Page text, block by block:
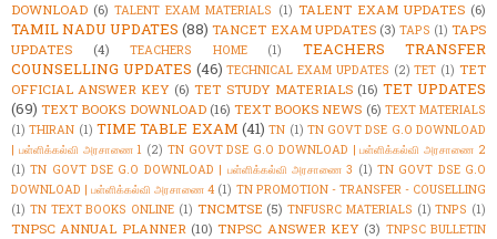
DOWNLOAD (6) TALENT EXAM MATERIALS (1) TALENT EXAM UPDATES (6)
TAMIL NADU UPDATES (88) TANCET EXAM UPDATES (3) TAPS (1) TAPS
UPDATES
(4) TEACHERS HOME (1)
TEACHERS TRANSFER
COUNSELLING UPDATES (46) TECHNICAL EXAM UPDATES (2) TET (1) TET
OFFICIAL ANSWER KEY (6) TET STUDY MATERIALS (16) TET UPDATES
(69) TEXT BOOKS DOWNLOAD (16) TEXT BOOKS NEWS (6) TEXT MATERIALS
(1) THIRAN (1) TIME TABLE EXAM (41) TN (1) TN GOVT DSE G.O DOWNLOAD
| பள்ளிக்கல்வி அரசாணை 1 (2) TN GOVT DSE G.O DOWNLOAD | பள்ளிக்கல்வி அரசாணை 2
(1) TN GOVT DSE G.O DOWNLOAD | பள்ளிக்கல்வி அரசாணை 3 (1) TN GOVT DSE G.O
DOWNLOAD | பள்ளிக்கல்வி அரசாணை 4 (1) TN PROMOTION - TRANSFER - COUSELLING
(1) TN TEXT BOOKS ONLINE (1) TNCMTSE (5) TNFUSRC MATERIALS (1) TNPS (1)
TNPSC ANNUAL PLANNER (10) TNPSC ANSWER KEY (3) TNPSC BULLETIN